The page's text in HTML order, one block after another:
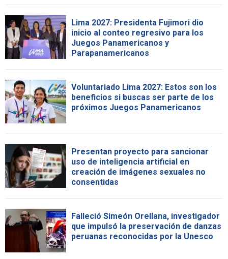
Lima 2027: Presidenta Fujimori dio
inicio al conteo regresivo para los
Juegos Panamericanos y
Parapanamericanos
Voluntariado Lima 2027: Estos son los
beneficios si buscas ser parte de los
próximos Juegos Panamericanos
Presentan proyecto para sancionar
uso de inteligencia artificial en
creación de imágenes sexuales no
consentidas
Falleció Simeón Orellana, investigador
que impulsó la preservación de danzas
peruanas reconocidas por la Unesco